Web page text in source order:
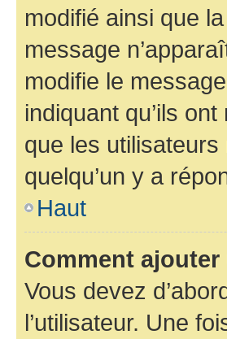
modifié ainsi que
message
modifie le
indiquant qu’ils
que les
quelqu’un y a
Haut
Comment
Vous devez
l’utilisateur. Une